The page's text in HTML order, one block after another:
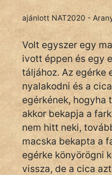
Mitológia
Monda
Novella
És
Elbeszélés
Regény
Tanmese
ajánlott NAT2020 -
Volt egyszer egy
ivott éppen és egy
táljához. Az egérke
nyalakodni és a
egérkének, hogyha
akkor bekapja a
nem hitt neki,
macska bekapta a
egérke könyörögni
vissza, de a cica